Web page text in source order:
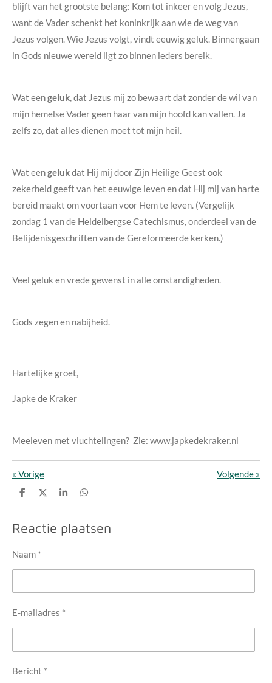
blijft van het grootste belang: Kom tot inkeer en volg Jezus,
want de Vader schenkt het koninkrijk aan wie de weg van
Jezus volgen. Wie Jezus volgt, vindt eeuwig geluk. Binnengaan
in Gods nieuwe wereld ligt zo binnen ieders bereik.
Wat eengeluk, dat Jezus mij zo bewaart dat zonder de wil van
mijn hemelse Vader geen haar van mijn hoofd kan vallen. Ja
zelfs zo, dat alles dienen moet tot mijn heil.
Wat eengelukdat Hij mij door Zijn Heilige Geest ook
zekerheid geeft van het eeuwige leven en dat Hij mij van harte
bereid maakt om voortaan voor Hem te leven. (Vergelijk
zondag 1 van de Heidelbergse Catechismus, onderdeel van de
Belijdenisgeschriften van de Gereformeerde kerken.)
Veel geluk en vrede gewenst in alle omstandigheden.
Gods zegen en nabijheid.
Hartelijke groet,
Japke de Kraker
Meeleven met vluchtelingen? Zie: www.japkedekraker.nl
« Vorige Volgende »
D
n
D
l
S
e
D
e
n
Reactie plaatsen
Naam *
E-mailadres *
Bericht *